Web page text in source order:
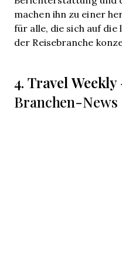
machen ihn zu einer
für alle, die sich auf
der Reisebranche
4. Travel Weekly
Branchen-News